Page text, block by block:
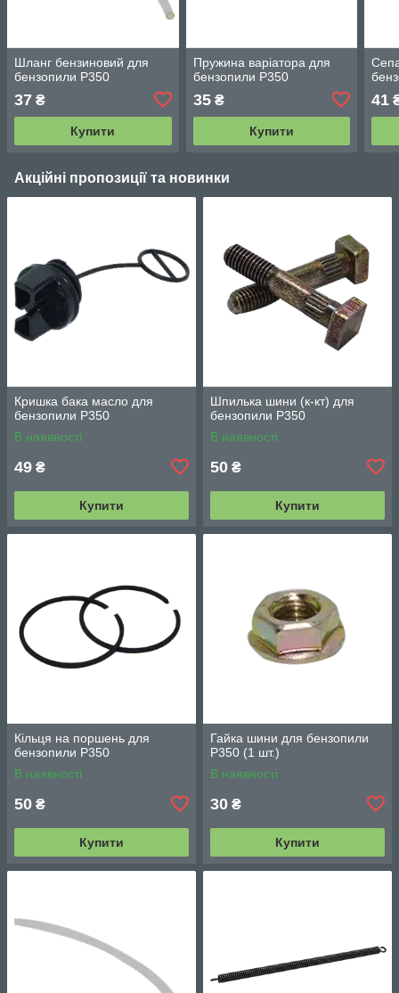
Шланг бензиновий для
бензопили P350
37 ₴
Купити
Пружина варіатора для
бензопили P350
35₴
Купити
41
Акційні пропозиції та новинки
Кришка бака масло для
бензопили P350
В наявності
49 ₴
Купити
Шпилька шини (к-кт) для
бензопили P350
В наявності
50 ₴
Купити
Кільця на поршень для
бензопили P350
В наявності
50 ₴
Купити
Гайка шини для бензопили
P350 (1 шт.)
В наявності
30 ₴
Купити